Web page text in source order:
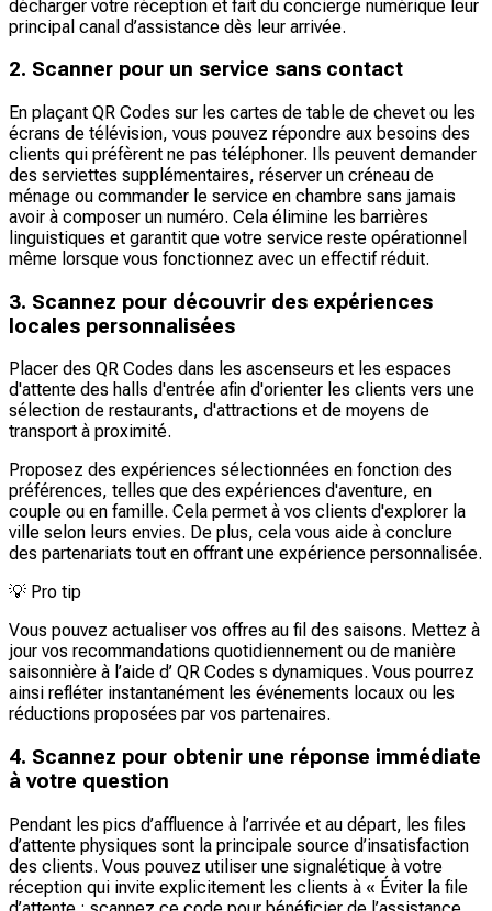
décharger votre réception et fait du concierge numérique leur
principal canal d’assistance dès leur arrivée.
2. Scanner pour un service sans contact
En plaçant QR Codes sur les cartes de table de chevet ou les
écrans de télévision, vous pouvez répondre aux besoins des
clients qui préfèrent ne pas téléphoner. Ils peuvent demander
des serviettes supplémentaires, réserver un créneau de
ménage ou commander le service en chambre sans jamais
avoir à composer un numéro. Cela élimine les barrières
linguistiques et garantit que votre service reste opérationnel
même lorsque vous fonctionnez avec un effectif réduit.
3. Scannez pour découvrir des expériences
locales personnalisées
Placer des QR Codes dans les ascenseurs et les espaces
d'attente des halls d'entrée afin d'orienter les clients vers une
sélection de restaurants, d'attractions et de moyens de
transport à proximité.
Proposez des expériences sélectionnées en fonction des
préférences, telles que des expériences d'aventure, en
couple ou en famille. Cela permet à vos clients d'explorer la
ville selon leurs envies. De plus, cela vous aide à conclure
des partenariats tout en offrant une expérience personnalisée.
💡 Pro tip
Vous pouvez actualiser vos offres au fil des saisons. Mettez à
jour vos recommandations quotidiennement ou de manière
saisonnière à l’aide d’ QR Codes s dynamiques. Vous pourrez
ainsi refléter instantanément les événements locaux ou les
réductions proposées par vos partenaires.
4. Scannez pour obtenir une réponse immédiate
à votre question
Pendant les pics d’affluence à l’arrivée et au départ, les files
d’attente physiques sont la principale source d’insatisfaction
des clients. Vous pouvez utiliser une signalétique à votre
réception qui invite explicitement les clients à « Éviter la file